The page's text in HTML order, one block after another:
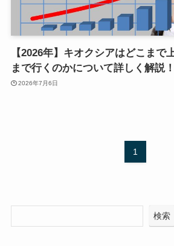
【2026年】キオクシアはどこまで
まで行くのかについて詳しく解説！
2026年7月6日
1
検索